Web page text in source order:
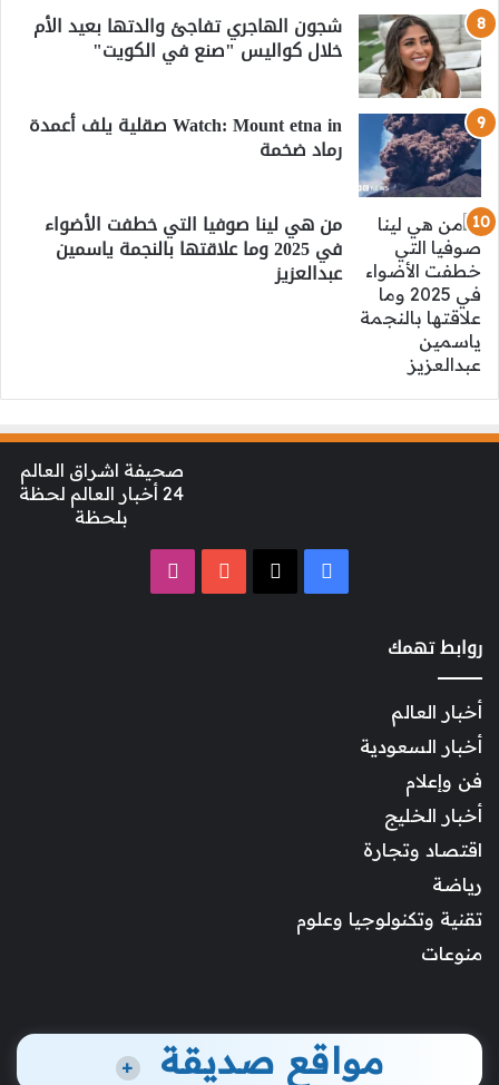
شجون الهاجري تفاجئ والدتها بعيد الأم
خلال كواليس "صنع في الكويت"
Watch: Mount etna in صقلية يلف أعمدة
رماد ضخمة
من هي لينا صوفيا التي خطفت الأضواء
في 2025 وما علاقتها بالنجمة ياسمين
عبدالعزيز
صحيفة اشراق العالم
24 أخبار العالم لحظة
بلحظة
فيسبوك ‫YouTube
روابط تهمك
أخبار العالم
أخبار السعودية
فن وإعلام
أخبار الخليج
اقتصاد وتجارة
رياضة
تقنية وتكنولوجيا وعلوم
منوعات
مواقع صديقة +